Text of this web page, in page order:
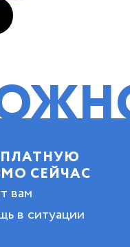
СЕЙЧАС
вам
в ситуации